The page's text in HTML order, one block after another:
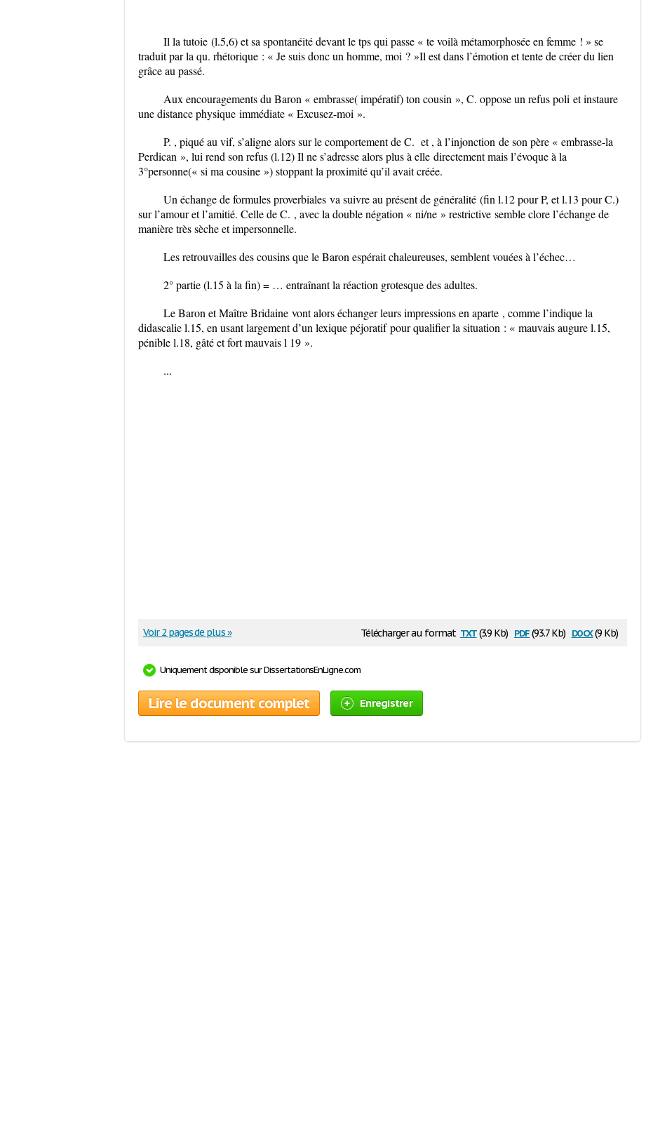
Il la tutoie (l.5,6) et sa spontanéité devant le tps qui passe « te voilà métamorphosée en femme ! » se
traduit par la qu. rhétorique : « Je suis donc un homme, moi ? »Il est dans l’émotion et tente de créer du lien
grâce au passé.
Aux encouragements du Baron « embrasse( impératif) ton cousin », C. oppose un refus poli et instaure
unedistance physique immédiate « Excusez-moi ».
P. , piqué au vif, s’aligne alors sur le comportement de C. et , à l’injonction de son père « embrasse-la
Perdican », lui rend son refus (l.12) Il ne s’adresse alors plus à elle directement mais l’évoque à la
3°personne(« si ma cousine ») stoppant la proximité qu’il avait créée.
Un échange de formulesproverbiales va suivre au présent de généralité (fin l.12 pour P, et l.13 pour C.)
sur l’amour et l’amitié. Celle de C. , avec la double négation « ni/ne » restrictive semble clore l’échange de
manière très sèche et impersonnelle.
Les retrouvailles des cousins que le Baron espérait chaleureuses, semblent vouées à l’échec…
2° partie (l.15 à la fin) = … entraînant la réaction grotesque des adultes.
Le Baron et Maître Bridaine vont alors échanger leurs impressions en aparte , comme l’indique la
didascalie l.15, en usant largement d’un lexique péjoratifpour qualifier la situation : « mauvais augure l.15,
pénible l.18, gâté et fort mauvais l 19 ».
...
Télécharger au format txt(3.9 Kb) pdf(93.7 Kb) docx(9 Kb)
Voir 2 pages de plus »
Uniquement disponible sur DissertationsEnLigne.com
Lire le document complet Enregistrer